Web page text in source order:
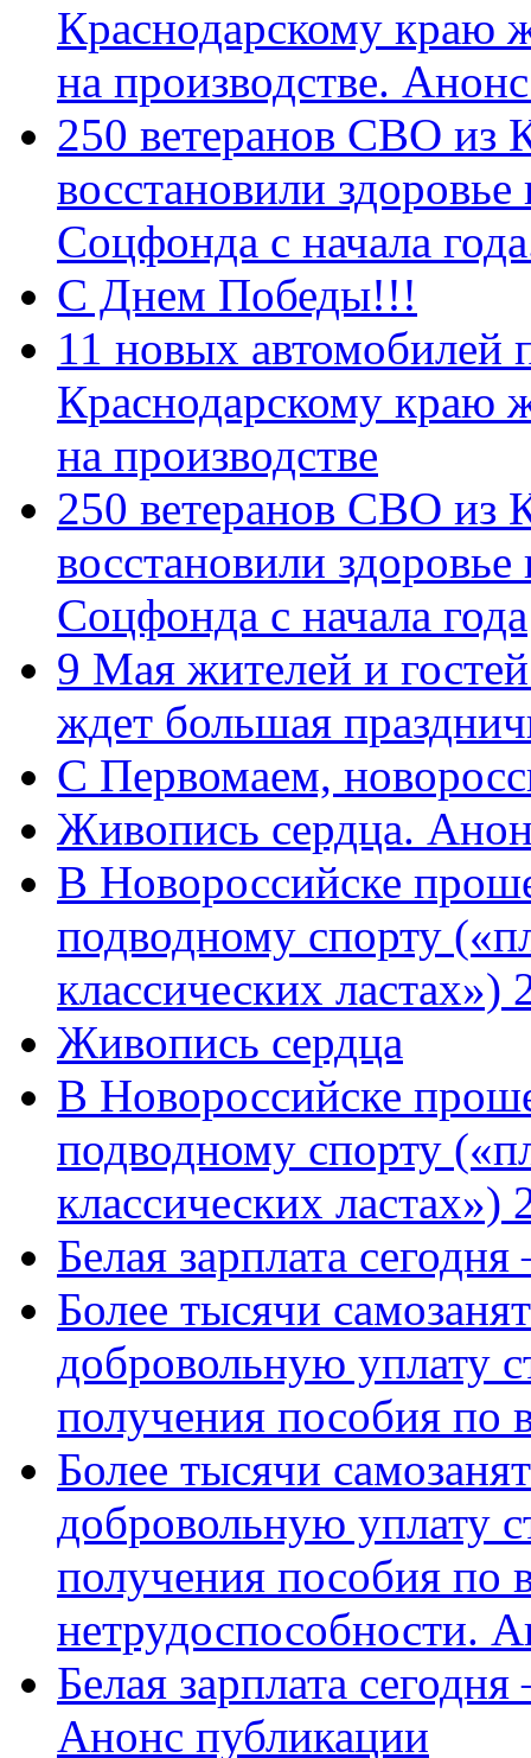
Краснодарскому краю
на производстве.
250 ветеранов СВО из
восстановили
Соцфонда с начала
С Днем Победы!!!
11 новых автомобилей
Краснодарскому краю
на производстве
250 ветеранов СВО из
восстановили
Соцфонда с начала года
9 Мая жителей и
ждет большая
C Первомаем,
Живопись сердца.
В Новороссийске
подводному спорту
классических
Живопись сердца
В Новороссийске
подводному спорту
классических ластах»)
Белая зарплата
Более тысячи
добровольную уплату
получения пособия по
Более тысячи
добровольную уплату
получения пособия по
нетрудоспособности.
Белая зарплата
Анонс публикации